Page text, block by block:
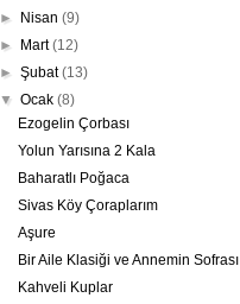
► Nisan(9)
► Mart(12)
►Şubat(13)
▼Ocak(8)
Ezogelin Çorbası
Yolun Yarısına 2 Kala
Baharatlı Poğaca
Sivas Köy Çoraplarım
Aşure
Bir Aile Klasiği ve Annemin Sofrası
Kahveli Kuplar